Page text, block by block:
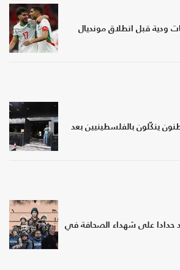
عن 3 مباريات ودية قبل انطلاق مونديال
ينكّلون بالفلسطينيين بعد
حدادا على شهداء الصحافة في